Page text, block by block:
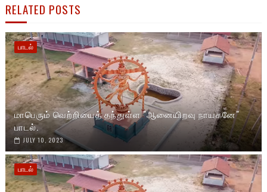
RELATED POSTS
பாடல்
மாபெரும் வெற்றியைத் தந்துள்ள "ஆனையிறவு நாயகனே"
பாடல்.
JULY 10, 2023
பாடல்